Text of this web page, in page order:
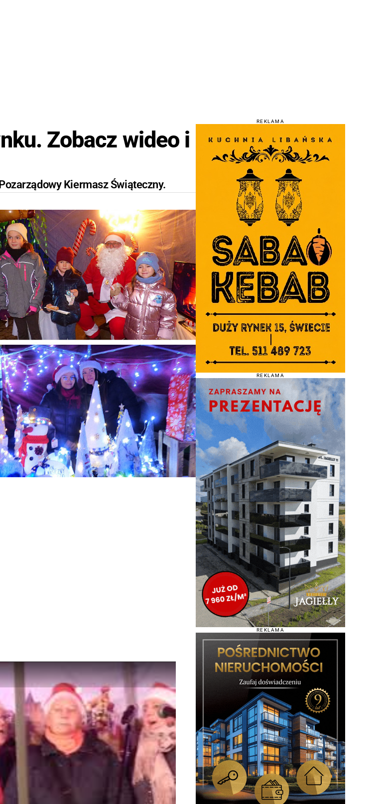
Zobacz wideo i
Kiermasz Świąteczny.
REKLAMA
REKLAMA
REKLAMA